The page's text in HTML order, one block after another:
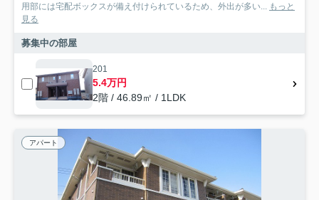
用部には宅配ボックスが備え付けられているため、外出が多い... もっと
見る
募集中の部屋
201
5.4万円
2階 / 46.89㎡ / 1LDK
アパート